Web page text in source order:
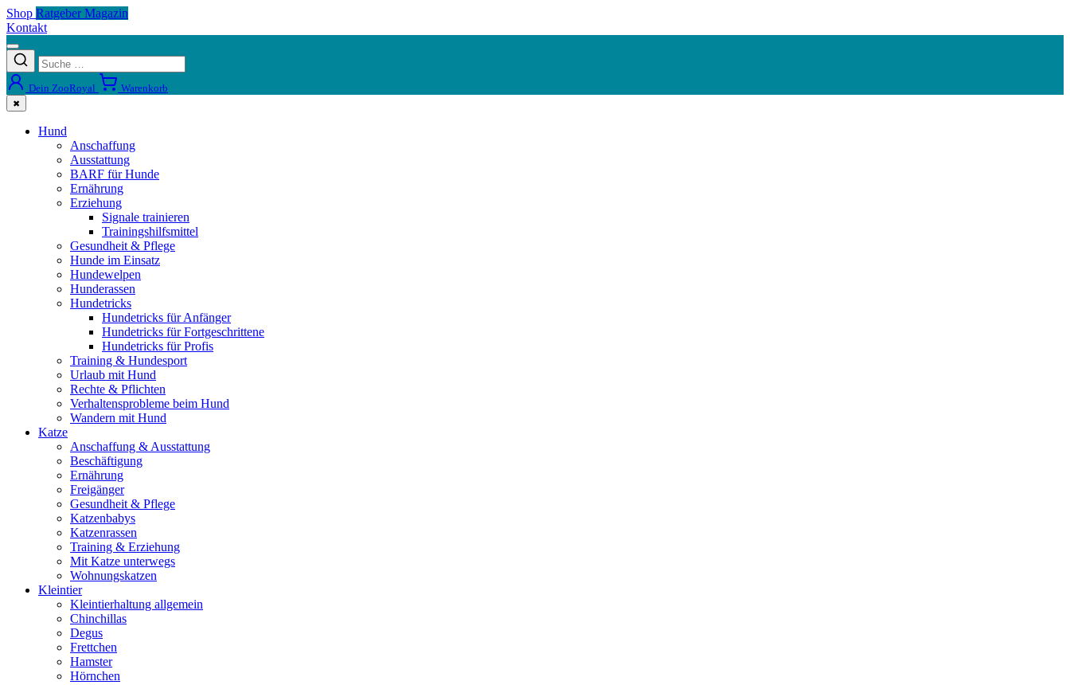
Shop Ratgeber Magazin
Kontakt
Dein ZooRoyal Warenkorb
✖
Hund
Anschaffung
Ausstattung
BARF für Hunde
Ernährung
Erziehung
Signale trainieren
Trainingshilfsmittel
Gesundheit & Pflege
Hunde im Einsatz
Hundewelpen
Hunderassen
Hundetricks
Hundetricks für Anfänger
Hundetricks für Fortgeschrittene
Hundetricks für Profis
Training & Hundesport
Urlaub mit Hund
Rechte & Pflichten
Verhaltensprobleme beim Hund
Wandern mit Hund
Katze
Anschaffung & Ausstattung
Beschäftigung
Ernährung
Freigänger
Gesundheit & Pflege
Katzenbabys
Katzenrassen
Training & Erziehung
Mit Katze unterwegs
Wohnungskatzen
Kleintier
Kleintierhaltung allgemein
Chinchillas
Degus
Frettchen
Hamster
Hörnchen